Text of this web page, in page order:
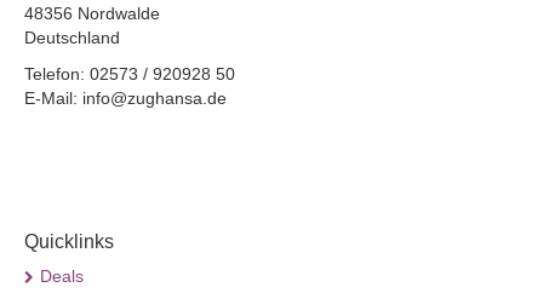
48356 Nordwalde
Deutschland
Telefon: 02573 / 920928 50
E-Mail: info@zughansa.de
Quicklinks
Deals